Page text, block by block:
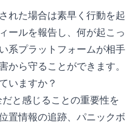
れた場合は素早く行動を起
ールを報告し、何が起こっ
系プラットフォームが相手
ら守ることができます。
いますか？
と感じることの重要性を
置情報の追跡、パニックボ